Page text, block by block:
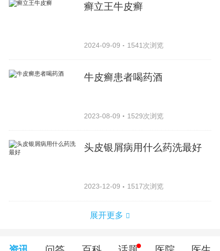
癣立王牛皮癣
2024-09-09 1541次浏览
牛皮癣患者喝药酒
2023-08-09 1529次浏览
头皮银屑病用什么药洗最好
2023-12-09 1517次浏览
展开更多